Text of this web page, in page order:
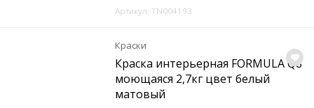
Артикул: TN004193
Краски
Краска интерьерная FORMULA Q8
моющаяся 2,7кг цвет белый
матовый